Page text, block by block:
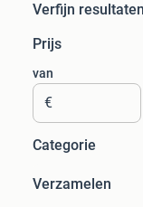
Verfijn resultaten
Prijs
van
€
Categorie
Verzamelen